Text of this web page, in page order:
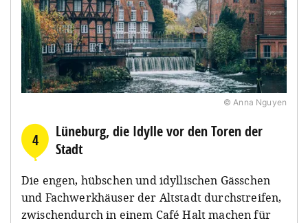
© Anna Nguyen
4
Lüneburg, die Idylle vor den Toren der
Stadt
Die engen, hübschen und idyllischen Gässchen
und Fachwerkhäuser der Altstadt durchstreifen,
zwischendurch in einem Café Halt machen für